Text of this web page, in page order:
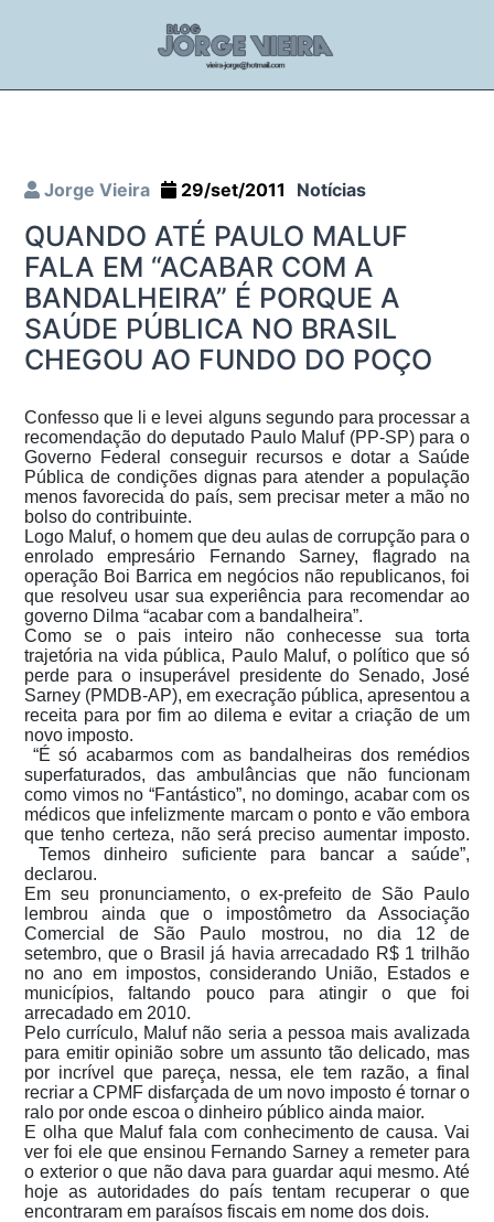
Jorge Vieira 29/set/2011 Notícias
QUANDO ATÉ PAULO MALUF
FALA EM “ACABAR COM A
BANDALHEIRA” É PORQUE A
SAÚDE PÚBLICA NO BRASIL
CHEGOU AO FUNDO DO POÇO
Confesso que li e levei alguns segundo para processar a
recomendação do deputado Paulo Maluf (PP-SP) para o
Governo Federal conseguir recursos e dotar a Saúde
Pública de condições dignas para atender a população
menos favorecida do país, sem precisar meter a mão no
bolso do contribuinte.
Logo Maluf, o homem que deu aulas de corrupção para o
enrolado empresário Fernando Sarney, flagrado na
operação Boi Barrica em negócios não republicanos, foi
que resolveu usar sua experiência para recomendar ao
governo Dilma “acabar com a bandalheira”.
Como se o pais inteiro não conhecesse sua torta
trajetória na vida pública, Paulo Maluf, o político que só
perde para o insuperável presidente do Senado, José
Sarney (PMDB-AP), em execração pública, apresentou a
receita para por fim ao dilema e evitar a criação de um
novo imposto.
“É só acabarmos com as bandalheiras dos remédios
superfaturados, das ambulâncias que não funcionam
como vimos no “Fantástico”, no domingo, acabar com os
médicos que infelizmente marcam o ponto e vão embora
que tenho certeza, não será preciso aumentar imposto.
Temos dinheiro suficiente para bancar a saúde”,
declarou.
Em seu pronunciamento, o ex-prefeito de São Paulo
lembrou ainda que o impostômetro da Associação
Comercial de São Paulo mostrou, no dia 12 de
setembro, que o Brasil já havia arrecadado R$ 1 trilhão
no ano em impostos, considerando União, Estados e
municípios, faltando pouco para atingir o que foi
arrecadado em 2010.
Pelo currículo, Maluf não seria a pessoa mais avalizada
para emitir opinião sobre um assunto tão delicado, mas
por incrível que pareça, nessa, ele tem razão, a final
recriar a CPMF disfarçada de um novo imposto é tornar o
ralo por onde escoa o dinheiro público ainda maior.
E olha que Maluf fala com conhecimento de causa. Vai
ver foi ele que ensinou Fernando Sarney a remeter para
o exterior o que não dava para guardar aqui mesmo. Até
hoje as autoridades do país tentam recuperar o que
encontraram em paraísos fiscais em nome dos dois.